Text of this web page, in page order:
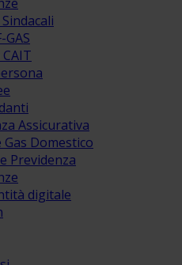
GAS
Assicurativa
Gas Domestico
Previdenza
digitale